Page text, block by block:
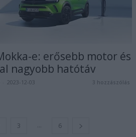
e: erősebb motor és
nagyobb hatótáv
2023-12-03 3 hozzászólás
3 ... 6